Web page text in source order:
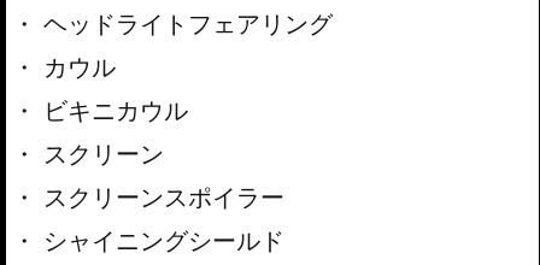
ヘッドライトフェアリング
カウル
ビキニカウル
スクリーン
スクリーンスポイラー
シャイニングシールド